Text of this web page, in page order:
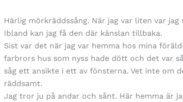
Härlig mörkräddssång. När jag var liten var
Ibland kan jag få den där känslan tillbaka.
Sist var det när jag var hemma hos mina
farbrors hus som nyss hade dött och det var
såg ett ansikte i ett av fönsterna. Vet inte om
räddsamt.
Jag tror ju på andar och sånt. Här hemma är